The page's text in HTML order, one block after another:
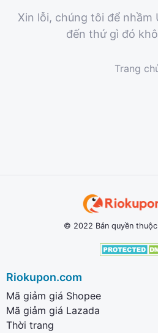
Xin lỗi, chúng tôi để nhầm
đến thứ gì đó
Trang
© 2022 Bản quyền
Riokupon.com
Mã giảm giá Shopee
Mã giảm giá Lazada
Thời trang